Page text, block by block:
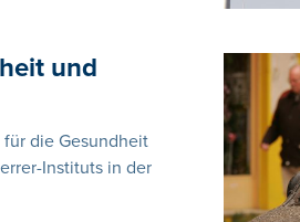
und
für die Gesundheit
Instituts in der